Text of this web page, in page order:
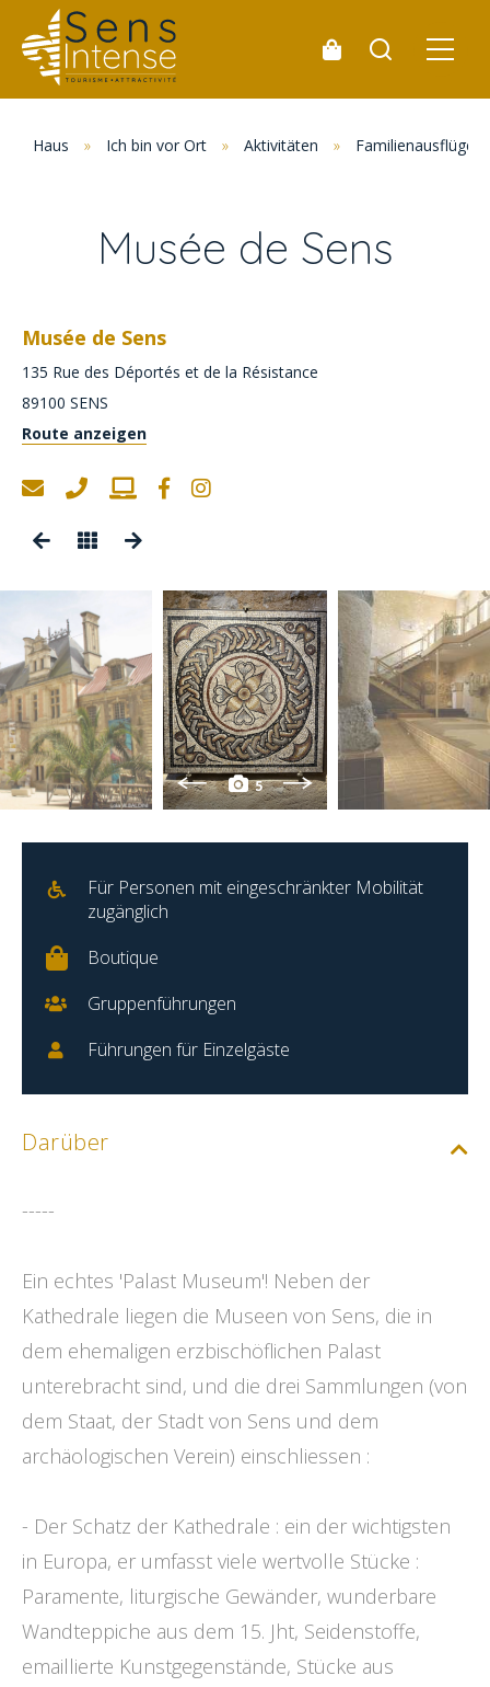
Haus » Ich bin vor Ort » Aktivitäten » Familienausflüge
Musée de Sens
Musée de Sens
135 Rue des Déportés et de la Résistance
89100 SENS
Route anzeigen
5
Für Personen mit eingeschränkter Mobilität
zugänglich
Boutique
Gruppenführungen
Führungen für Einzelgäste
Darüber
-----
Ein echtes 'Palast Museum'! Neben der
Kathedrale liegen die Museen von Sens, die in
dem ehemaligen erzbischöflichen Palast
unterebracht sind, und die drei Sammlungen (von
dem Staat, der Stadt von Sens und dem
archäologischen Verein) einschliessen :
- Der Schatz der Kathedrale : ein der wichtigsten
in Europa, er umfasst viele wertvolle Stücke :
Paramente, liturgische Gewänder, wunderbare
Wandteppiche aus dem 15. Jht, Seidenstoffe,
emaillierte Kunstgegenstände, Stücke aus